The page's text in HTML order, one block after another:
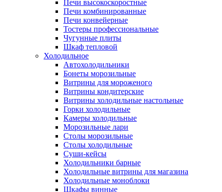
Печи высокоскоростные
Печи комбинированные
Печи конвейерные
Тостеры профессиональные
Чугунные плиты
Шкаф тепловой
Холодильное
Автохолодильники
Бонеты морозильные
Витрины для мороженого
Витрины кондитерские
Витрины холодильные настольные
Горки холодильные
Камеры холодильные
Морозильные лари
Столы морозильные
Столы холодильные
Суши-кейсы
Холодильники барные
Холодильные витрины для магазина
Холодильные моноблоки
Шкафы винные